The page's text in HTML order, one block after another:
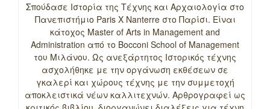
Σπούδασε Ιστορία της Τέχνης και Αρχαιολογία στο
Πανεπιστήμιο Paris X Nanterre στο Παρίσι. Είναι
κάτοχος Master of Arts in Management and
Administration από το Bocconi School of Management
του Μιλάνου. Ως ανεξάρτητος Ιστορικός τέχνης
ασχολήθηκε με την οργάνωση εκθέσεων σε
γκαλερί και χώρους τέχνης με την συμμετοχή
αποκλειστικά νέων καλλιτεχνών. Αρθρογραφεί ως